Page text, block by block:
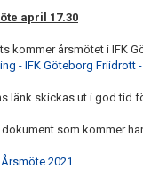
april 17.30
kommer årsmötet i IFK
- IFK Göteborg Friidrott
länk skickas ut i god tid
som kommer
2021